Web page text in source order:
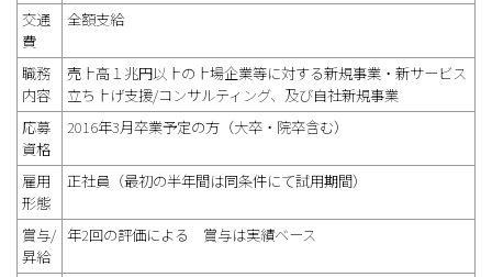
交通
費
全額支給
職務
内容
売上高１兆円以上の上場企業等に対する新規事業・新サービス
立ち上げ支援/コンサルティング、及び自社新規事業
応募
資格
2016年3月卒業予定の方（大卒・院卒含む）
雇用
形態
正社員（最初の半年間は同条件にて試用期間）
賞与/
昇給
年2回の評価による 賞与は実績ベース